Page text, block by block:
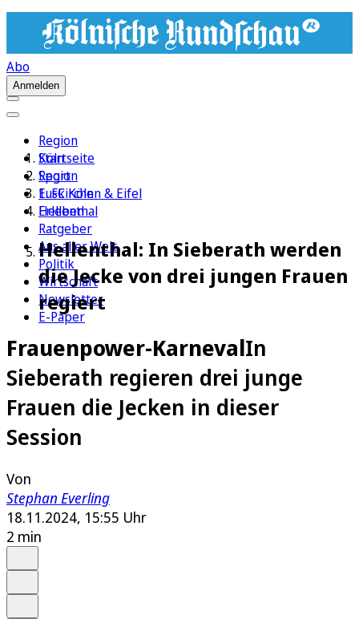
Abo
Anmelden
Region
Köln
Sport
1. FC Köln
Erleben
Ratgeber
Aus aller Welt
Politik
Wirtschaft
Newsletter
E-Paper
Startseite
Region
Euskirchen & Eifel
Hellenthal
Hellenthal: In Sieberath werden
die Jecke von drei jungen Frauen
regiert
Frauenpower-KarnevalIn
Sieberath regieren drei junge
Frauen die Jecken in dieser
Session
Von
Stephan Everling
18.11.2024, 15:55 Uhr
2 min